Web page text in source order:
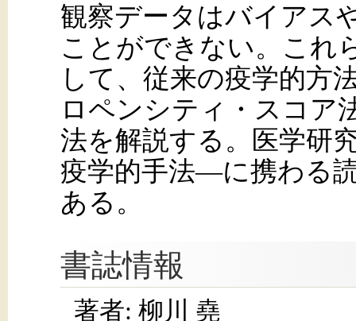
観察データはバイアス
ことができない。これ
して、従来の疫学的方
ロペンシティ・スコア
法を解説する。医学研
疫学的手法—に携わる
ある。
書誌情報
著者: 柳川 堯